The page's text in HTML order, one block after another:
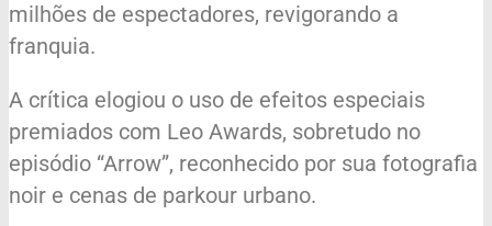
milhões de espectadores, revigorando a
franquia.
A crítica elogiou o uso de efeitos especiais
premiados com Leo Awards, sobretudo no
episódio “Arrow”, reconhecido por sua fotografia
noir e cenas de parkour urbano.